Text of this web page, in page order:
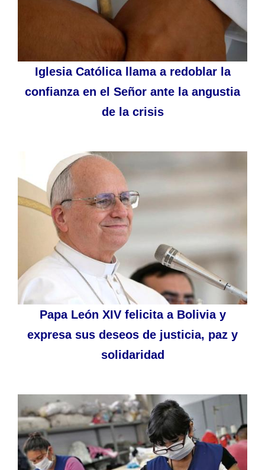
Iglesia Católica llama a redoblar la
confianza en el Señor ante la angustia
de la crisis
Papa León XIV felicita a Bolivia y
expresa sus deseos de justicia, paz y
solidaridad